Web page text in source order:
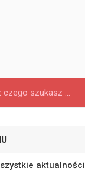
aktualności